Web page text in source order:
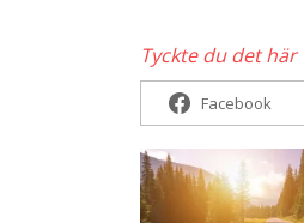
Tyckte du det
Facebook